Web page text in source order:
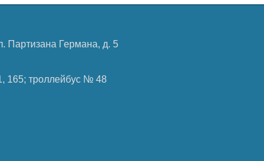
Партизана Германа, д. 5
165; троллейбус № 48